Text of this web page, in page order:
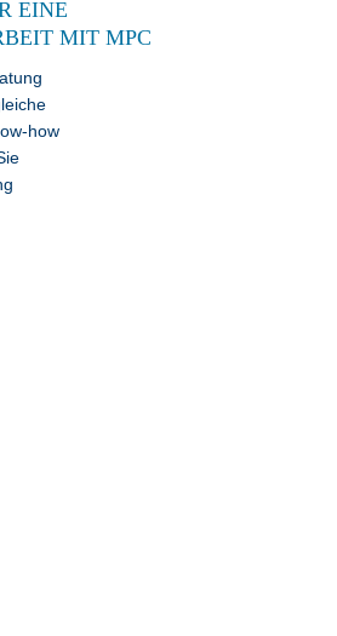
EINE
MIT MPC
how